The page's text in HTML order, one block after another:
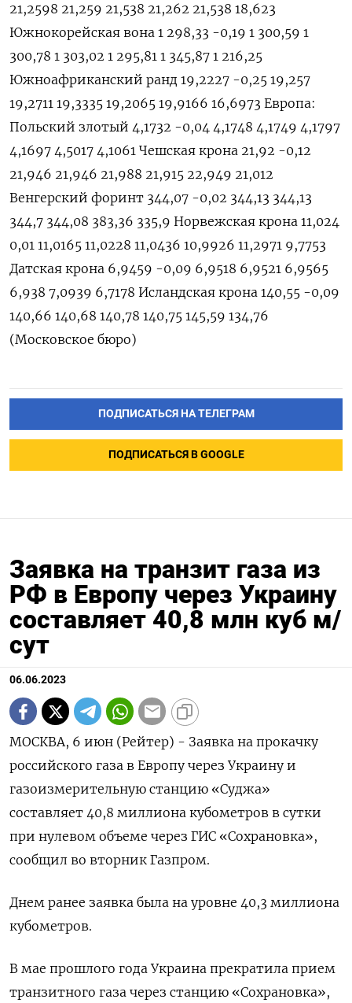
21,2598 21,259 21,538 21,262 21,538 18,623
Южнокорейская вона 1 298,33 -0,19 1 300,59 1
300,78 1 303,02 1 295,81 1 345,87 1 216,25
Южноафриканский ранд 19,2227 -0,25 19,257
19,2711 19,3335 19,2065 19,9166 16,6973 Европа:
Польский злотый 4,1732 -0,04 4,1748 4,1749 4,1797
4,1697 4,5017 4,1061 Чешская крона 21,92 -0,12
21,946 21,946 21,988 21,915 22,949 21,012
Венгерский форинт 344,07 -0,02 344,13 344,13
344,7 344,08 383,36 335,9 Норвежская крона 11,024
0,01 11,0165 11,0228 11,0436 10,9926 11,2971 9,7753
Датская крона 6,9459 -0,09 6,9518 6,9521 6,9565
6,938 7,0939 6,7178 Исландская крона 140,55 -0,09
140,66 140,68 140,78 140,75 145,59 134,76
(Московское бюро)
ПОДПИСАТЬСЯ НА ТЕЛЕГРАМ
ПОДПИСАТЬСЯ В GOOGLE
Заявка на транзит газа из
РФ в Европу через Украину
составляет 40,8 млн куб м/
сут
06.06.2023
МОСКВА, 6 июн (Рейтер) - Заявка на прокачку
российского газа в Европу через Украину и
газоизмерительную станцию «Суджа»
составляет 40,8 миллиона кубометров в сутки
при нулевом объеме через ГИС «Сохрановка»,
сообщил во вторник Газпром.
Днем ранее заявка была на уровне 40,3 миллиона
кубометров.
В мае прошлого года Украина прекратила прием
транзитного газа через станцию «Сохрановка»,